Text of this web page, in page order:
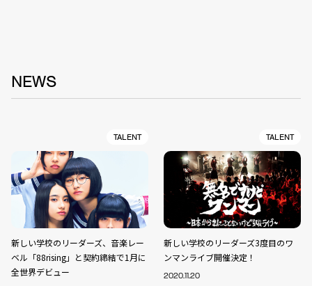
NEWS
TALENT
新しい学校のリーダーズ、音楽レー
ベル「88rising」と契約締結で1月に
全世界デビュー
TALENT
新しい学校のリーダーズ3度目のワ
ンマンライブ開催決定！
2020.11.20